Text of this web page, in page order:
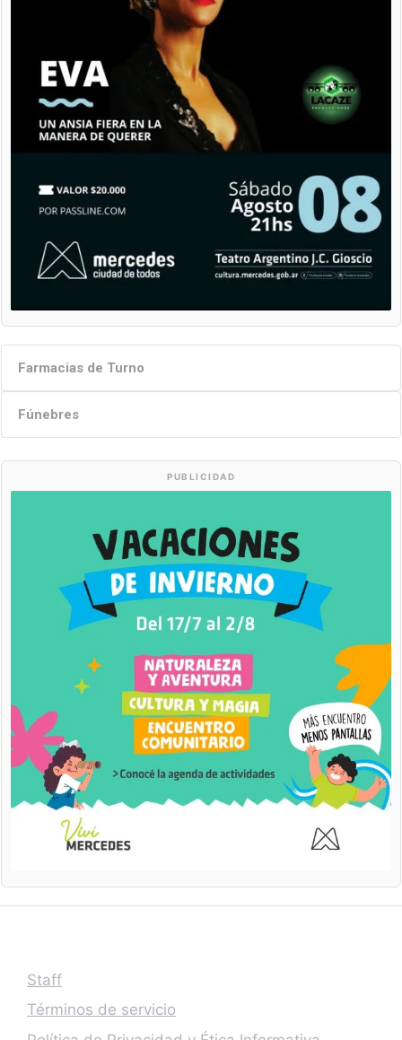
Farmacias de Turno
Fúnebres
PUBLICIDAD
Staff
Términos de servicio